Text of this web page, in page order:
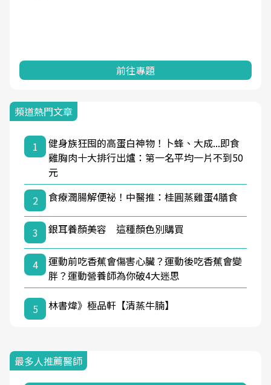
前往專題
頻道熱門文章
1
健身族狂囤的高蛋白神物！卜蜂、大成...即食
雞胸肉十大排行出爐：第一名平均一片不到50
元
2
食療潤腸解便祕！中醫推：桂圓蒸雞蛋4膳食
3 銀耳養顏美容 這種顏色別購買
4
運動前吃香蕉會傷害心臟？運動後吃香蕉會變
胖？運動營養師為你破4大迷思
5 林書煒》極品軒【清蒸牛腩】
最多人推薦醫師